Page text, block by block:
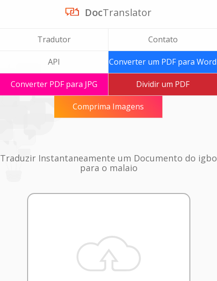
DocTranslator
Tradutor Contato
API Converter um PDF para Word
Converter PDF para JPG Dividir um PDF
Comprima Imagens
Traduzir Instantaneamente um Documento do igbo
para o malaio